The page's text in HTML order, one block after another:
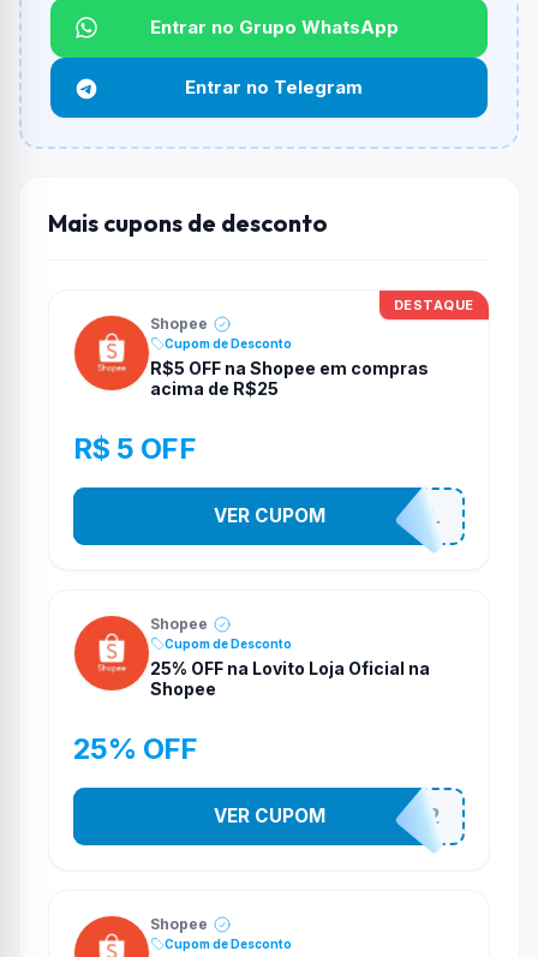
Funciona em qualquer produto?
Não necessariamente. Depende de itens participantes
e alguns vendedores ou produtos especificos podem
não aceitar cupons.
Entrar no Grupo WhatsApp
Entrar no Telegram
Mais cupons de desconto
DESTAQUE
Shopee
Cupom de Desconto
R$5 OFF na Shopee em compras
acima de R$25
R$ 5 OFF
PR0M0710N4L
VER CUPOM
Shopee
Cupom de Desconto
25% OFF na Lovito Loja Oficial na
Shopee
25% OFF
141525852
VER CUPOM
Shopee
Cupom de Desconto